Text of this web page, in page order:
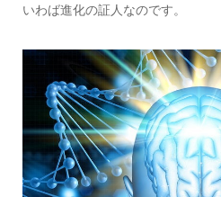
いわば進化の証人なのです。